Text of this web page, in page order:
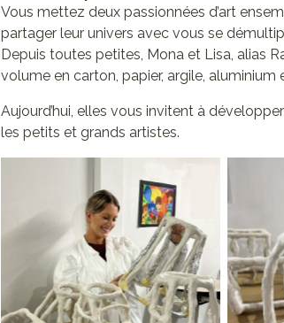
Vous mettez deux passionnées d’art
partager leur univers avec vous se
Depuis toutes petites, Mona et Lisa, alias
volume en carton, papier, argile, aluminium
Aujourd’hui, elles vous invitent à
les petits et grands artistes.
Aucune légende